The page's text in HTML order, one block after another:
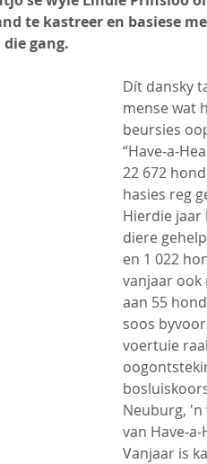
te kastreer en basiese
gang.
Dít dansky
mense wat
beursies
“Have-a-
22 672
hasies reg
Hierdie jaar
diere
en 1 022
vanjaar ook
aan 55
soos
voertuie
Neuburg,
van Have-
Vanjaar is